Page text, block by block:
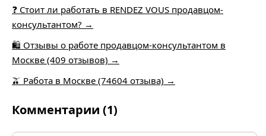
❓ Стоит ли работать в RENDEZ VOUS продавцом-
консультантом? →
🛍️ Отзывы о работе продавцом-консультантом в
Москве (409 отзывов) →
🫒 Работа в Москве (74604 отзыва) →
Комментарии (1)